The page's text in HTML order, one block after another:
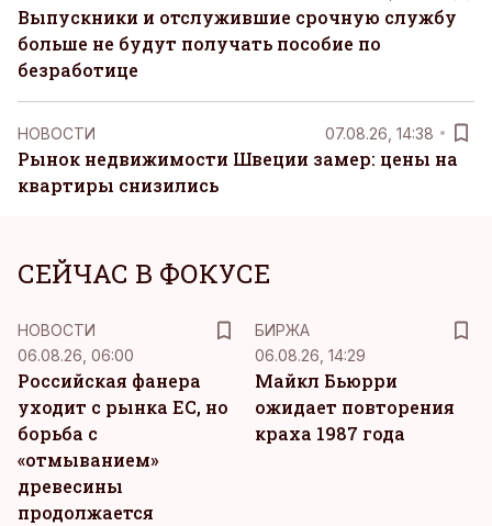
Выпускники и отслужившие срочную службу
больше не будут получать пособие по
безработице
НОВОСТИ 07.08.26, 14:38
Рынок недвижимости Швеции замер: цены на
квартиры снизились
СЕЙЧАС В ФОКУСЕ
НОВОСТИ
06.08.26, 06:00
Российская фанера
уходит с рынка ЕС, но
борьба с
«отмыванием»
древесины
продолжается
БИРЖА
06.08.26, 14:29
Майкл Бьюрри
ожидает повторения
краха 1987 года